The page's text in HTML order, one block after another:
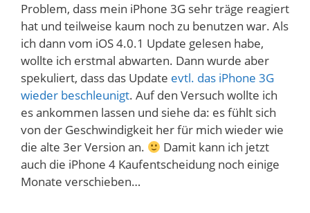
Problem, dass mein iPhone 3G sehr träge reagiert
hat und teilweise kaum noch zu benutzen war. Als
ich dann vom iOS 4.0.1 Update gelesen habe,
wollte ich erstmal abwarten. Dann wurde aber
spekuliert, dass das Update evtl. das iPhone 3G
wieder beschleunigt. Auf den Versuch wollte ich
es ankommen lassen und siehe da: es fühlt sich
von der Geschwindigkeit her für mich wieder wie
die alte 3er Version an.
Damit kann ich jetzt
auch die iPhone 4 Kaufentscheidung noch einige
Monate verschieben…